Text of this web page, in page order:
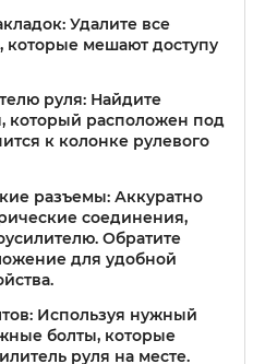
Удалите все
которые мешают доступу
руля: Найдите
который расположен под
к колонке рулевого
разъемы: Аккуратно
соединения,
Обратите
для удобной
Используя нужный
болты, которые
руля на месте.